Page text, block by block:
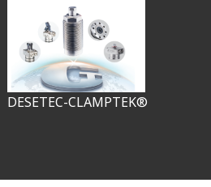
DESETEC-CLAMPTEK®